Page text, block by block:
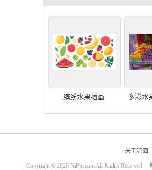
缤纷水果插画
关于昵图
Copyright © 2026 NiPic.com All Rights Reserved